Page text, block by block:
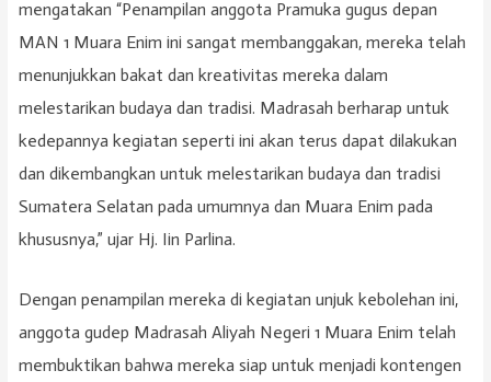
mengatakan “Penampilan anggota Pramuka gugus depan
MAN 1 Muara Enim ini sangat membanggakan, mereka telah
menunjukkan bakat dan kreativitas mereka dalam
melestarikan budaya dan tradisi. Madrasah berharap untuk
kedepannya kegiatan seperti ini akan terus dapat dilakukan
dan dikembangkan untuk melestarikan budaya dan tradisi
Sumatera Selatan pada umumnya dan Muara Enim pada
khususnya,” ujar Hj. Iin Parlina.
Dengan penampilan mereka di kegiatan unjuk kebolehan ini,
anggota gudep Madrasah Aliyah Negeri 1 Muara Enim telah
membuktikan bahwa mereka siap untuk menjadi kontengen